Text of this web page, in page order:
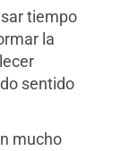
tiempo
la
sentido
mucho